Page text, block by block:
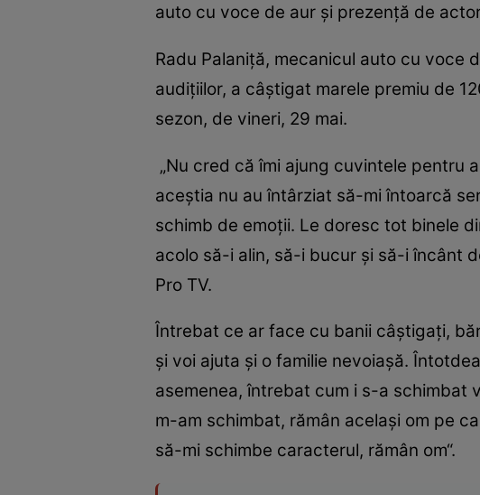
auto cu voce de aur şi prezenţă de
Radu Palaniţă, mecanicul auto cu voce
audiţiilor, a câştigat marele premiu de
sezon, de vineri, 29 mai.
„Nu cred că îmi ajung cuvintele pentru
aceştia nu au întârziat să-mi întoarcă
schimb de emoţii. Le doresc tot binele
acolo să-i alin, să-i bucur şi să-i încânt
Pro TV.
Întrebat ce ar face cu banii câştigaţi,
şi voi ajuta şi o familie nevoiaşă.
asemenea, întrebat cum i s-a schimbat
m-am schimbat, rămân acelaşi om pe
să-mi schimbe caracterul, rămân om“.